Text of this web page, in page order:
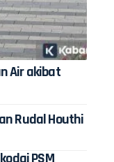
Air akibat
Rudal Houthi